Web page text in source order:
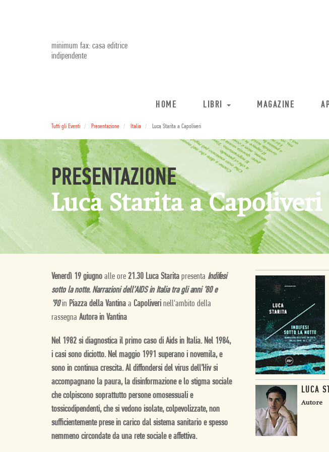
minimum fax: casa editrice
indipendente
HOME LIBRI MAGAZINE
Tutti gli Eventi Presentazione Italia Luca Starita a Capoliveri
PRESENTAZIONE
Luca Starita a Capoliveri
Venerdì 19 giugno alle ore 21.30 Luca Starita presenta Indifesi
sotto la notte. Narrazioni dell’AIDS in Italia tra gli anni ’80 e
’90in Piazza della Vantina a Capoliveri nell'ambito della
rassegna Autorə in Vantina
Nel 1982 si diagnostica il primo caso di Aids in Italia. Nel 1984,
i casi sono diciotto. Nel maggio 1991 superano i novemila, e
sono in continua crescita. Al diffondersi del virus dell’Hiv si
accompagnano la paura, la disinformazione e lo stigma sociale
che colpiscono soprattutto persone omosessuali e
tossicodipendenti, che si vedono isolate, colpevolizzate, non
sufficientemente prese in carico dal sistema sanitario e spesso
nemmeno circondate da una rete sociale e affettiva.
LUCA
Autore